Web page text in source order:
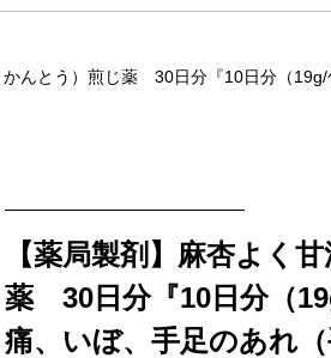
んとう）煎じ薬 30日分『10日分（
【薬局製剤】麻杏よく
薬 30日分『10日分（
痛、いぼ、手足のあれ（